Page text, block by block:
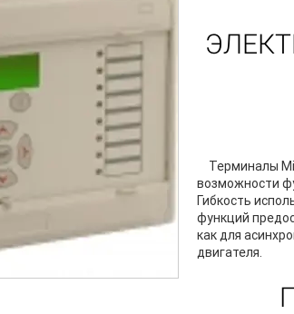
Терминалы
возможности
Гибкость
функций
как для
двигателя.